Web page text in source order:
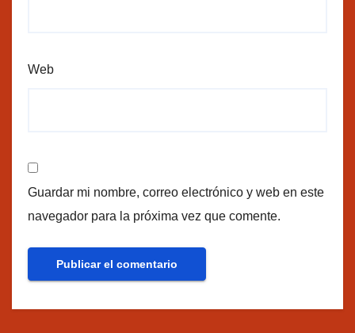
Web
Guardar mi nombre, correo electrónico y web en este
navegador para la próxima vez que comente.